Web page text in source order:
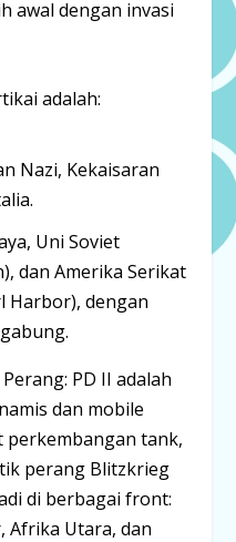
awal dengan invasi
adalah:
Nazi, Kekaisaran
Uni Soviet
dan Amerika Serikat
Harbor), dengan
PD II adalah
dan mobile
perkembangan tank,
perang Blitzkrieg
di berbagai front:
Afrika Utara, dan